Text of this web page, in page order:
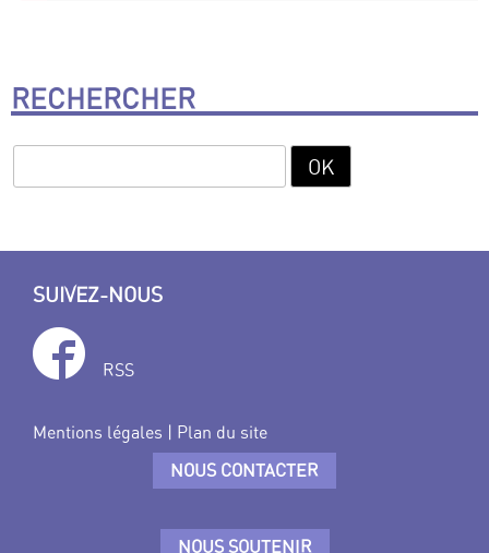
RECHERCHER
SUIVEZ-NOUS
RSS
Mentions légales | Plan du site
NOUS CONTACTER
NOUS SOUTENIR